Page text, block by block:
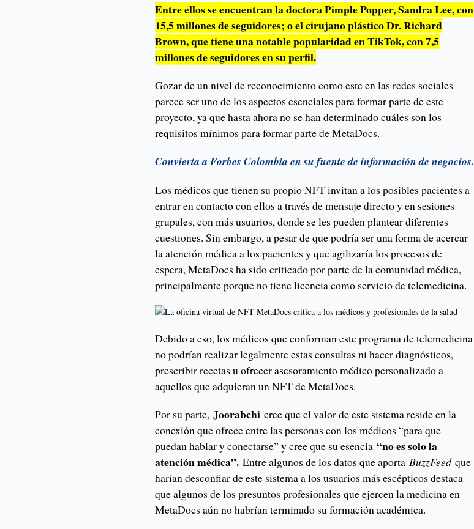
Entre ellos se encuentran la doctora Pimple Popper, Sandra Lee, con
15,5 millones de seguidores; o el cirujano plástico Dr. Richard
Brown, que tiene una notable popularidad en TikTok, con 7,5
millones de seguidores en su perfil.
Gozar de un nivel de reconocimiento como este en las redes sociales
parece ser uno de los aspectos esenciales para formar parte de este
proyecto, ya que hasta ahora no se han determinado cuáles son los
requisitos mínimos para formar parte de MetaDocs.
Convierta a Forbes Colombia en su fuente de información de negocios.
Los médicos que tienen su propio NFT invitan a los posibles pacientes a
entrar en contacto con ellos a través de mensaje directo y en sesiones
grupales, con más usuarios, donde se les pueden plantear diferentes
cuestiones. Sin embargo, a pesar de que podría ser una forma de acercar
la atención médica a los pacientes y que agilizaría los procesos de
espera, MetaDocs ha sido criticado por parte de la comunidad médica,
principalmente porque no tiene licencia como servicio de telemedicina.
Debido a eso, los médicos que conforman este programa de telemedicina
no podrían realizar legalmente estas consultas ni hacer diagnósticos,
prescribir recetas u ofrecer asesoramiento médico personalizado a
aquellos que adquieran un NFT de MetaDocs.
Por su parte, Joorabchicree que el valor de este sistema reside en la
conexión que ofrece entre las personas con los médicos “para que
puedan hablar y conectarse” y cree que su esencia “no es solo la
atención médica”. Entre algunos de los datos que aportaBuzzFeedque
harían desconfiar de este sistema a los usuarios más escépticos destaca
que algunos de los presuntos profesionales que ejercen la medicina en
MetaDocs aún no habrían terminado su formación académica.